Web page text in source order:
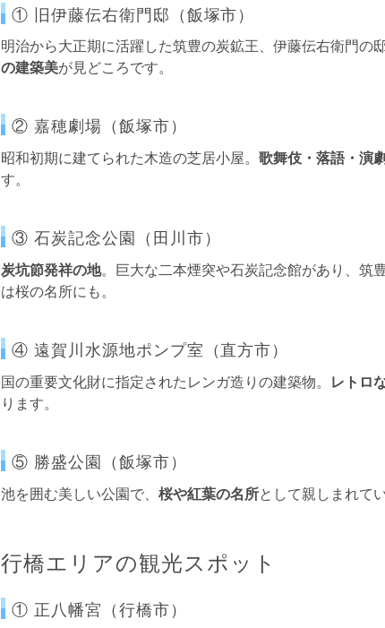
① 旧伊藤伝右衛門邸（飯塚市）
明治から大正期に活躍した筑豊の炭鉱王、伊藤伝右衛門の邸
の建築美が見どころです。
② 嘉穂劇場（飯塚市）
昭和初期に建てられた木造の芝居小屋。 歌舞伎・落語・演
す。
③ 石炭記念公園（田川市）
炭坑節発祥の地。巨大な二本煙突や石炭記念館があり、筑
は桜の名所にも。
④ 遠賀川水源地ポンプ室（直方市）
国の重要文化財に指定されたレンガ造りの建築物。 レトロ
ります。
⑤ 勝盛公園（飯塚市）
池を囲む美しい公園で、 桜や紅葉の名所として親しまれて
行橋エリアの観光スポット
① 正八幡宮（行橋市）